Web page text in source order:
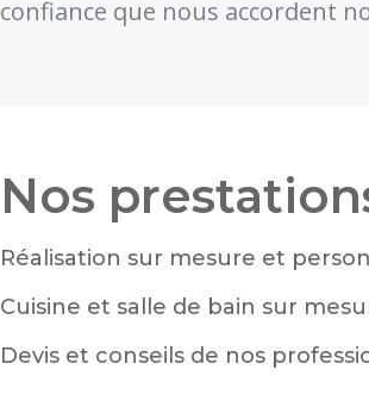
confiance que nous accordent
Nos
Réalisation sur mesure et
Cuisine et salle de bain sur
Devis et conseils de nos